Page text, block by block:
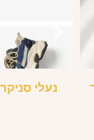
נעלי